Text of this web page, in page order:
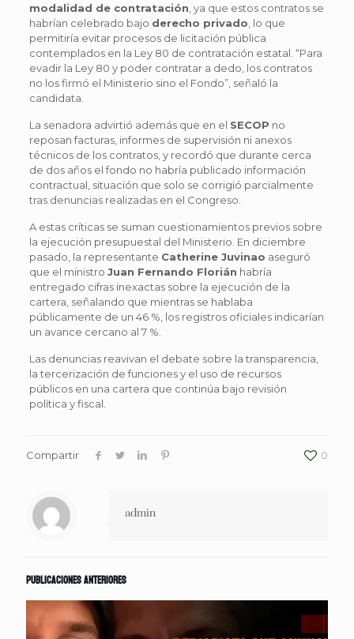
modalidad de contratación , ya que estos contratos se
habrían celebrado bajo derecho privado , lo que
permitiría evitar procesos de licitación pública
contemplados en la Ley 80 de contratación estatal. “Para
evadir la Ley 80 y poder contratar a dedo, los contratos
no los firmó el Ministerio sino el Fondo”, señaló la
candidata.
La senadora advirtió además que en el SECOP no
reposan facturas, informes de supervisión ni anexos
técnicos de los contratos, y recordó que durante cerca
de dos años el fondo no habría publicado información
contractual, situación que solo se corrigió parcialmente
tras denuncias realizadas en el Congreso.
A estas críticas se suman cuestionamientos previos sobre
la ejecución presupuestal del Ministerio. En diciembre
pasado, la representante Catherine Juvinao aseguró
que el ministro Juan Fernando Florián habría
entregado cifras inexactas sobre la ejecución de la
cartera, señalando que mientras se hablaba
públicamente de un 46 %, los registros oficiales indicarían
un avance cercano al 7 %.
Las denuncias reavivan el debate sobre la transparencia,
la tercerización de funciones y el uso de recursos
públicos en una cartera que continúa bajo revisión
política y fiscal.
Compartir 0
admin
Publicaciones anteriores